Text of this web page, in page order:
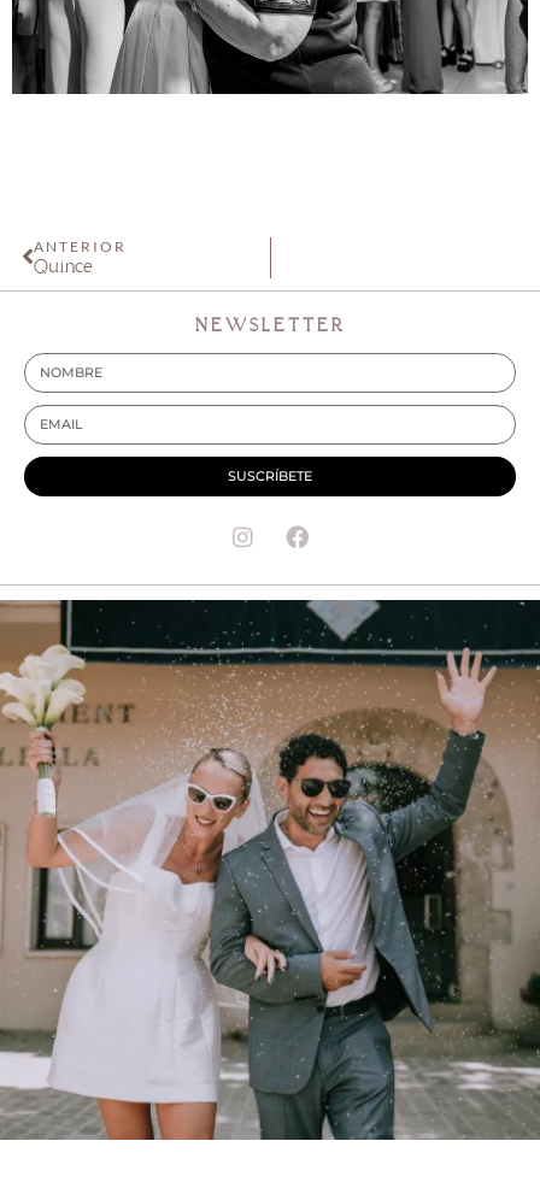
ANTERIOR
Quince
NEWSLETTER
SUSCRÍBETE